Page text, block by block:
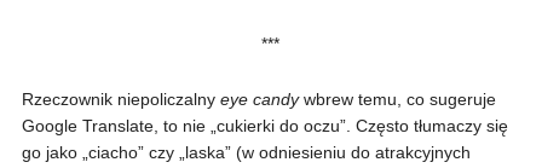
***
Rzeczownik niepoliczalny eye candywbrew temu, co sugeruje
Google Translate, to nie „cukierki do oczu”. Często tłumaczy się
go jako „ciacho” czy „laska” (w odniesieniu do atrakcyjnych